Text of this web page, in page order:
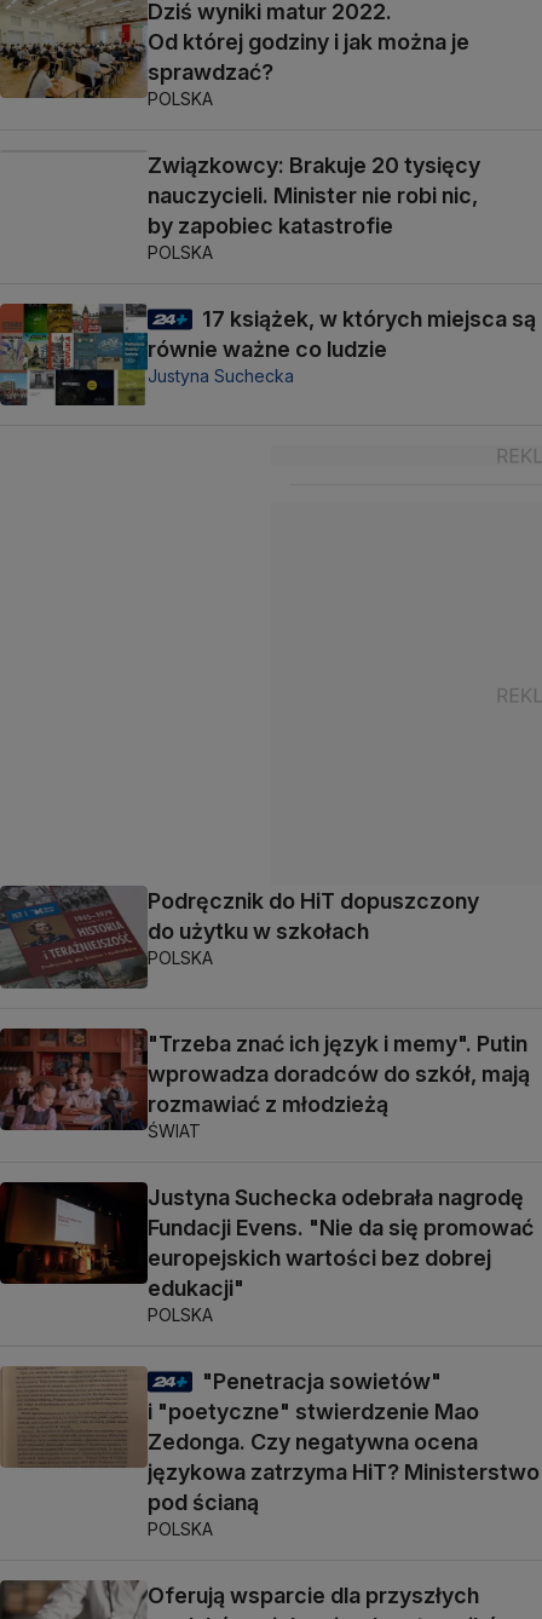
Dziś wyniki matur 2022.
Od której godziny i jak można je
sprawdzać?
POLSKA
Związkowcy: Brakuje 20 tysięcy
nauczycieli. Minister nie robi nic,
by zapobiec katastrofie
POLSKA
17 książek, w których miejsca są
równie ważne co ludzie
Justyna Suchecka
Podręcznik do HiT dopuszczony
do użytku w szkołach
POLSKA
"Trzeba znać ich język i memy". Putin
wprowadza doradców do szkół, mają
rozmawiać z młodzieżą
ŚWIAT
Justyna Suchecka odebrała nagrodę
Fundacji Evens. "Nie da się promować
europejskich wartości bez dobrej
edukacji"
POLSKA
"Penetracja sowietów"
i "poetyczne" stwierdzenie Mao
Zedonga. Czy negatywna ocena
językowa zatrzyma HiT? Ministerstwo
pod ścianą
POLSKA
Oferują wsparcie dla przyszłych